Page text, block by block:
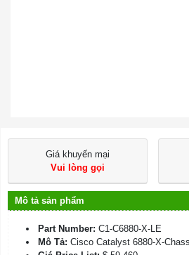
Giá khuyến mại
Vui lòng gọi
Mô tả sản phẩm
Part Number: C1-C6880-X-LE
Mô Tả: Cisco Catalyst 6880-X-